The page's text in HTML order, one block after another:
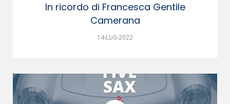
In ricordo di Francesca Gentile
Camerana
14-LUG-2022